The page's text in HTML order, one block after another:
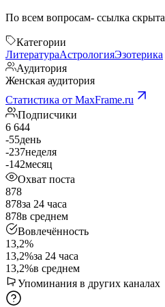
По всем вопросам- ссылка скрыта
Категории
ЛитератураАстрологияЭзотерика
Аудитория
Женская аудитория
Статистика от MaxFrame.ru
Подписчики
6 644
-55день
-237неделя
-142месяц
Охват поста
878
878за 24 часа
878в среднем
Вовлечённость
13,2%
13,2%за 24 часа
13,2%в среднем
Упоминания в других каналах